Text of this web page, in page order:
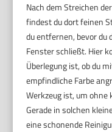
Nach dem Streichen
findest du dort feinen
du entfernen, bevor du
Fenster schließt. Hier
Überlegung ist, ob du
empfindliche Farbe
Werkzeug ist, um ohne
Gerade in solchen
eine schonende